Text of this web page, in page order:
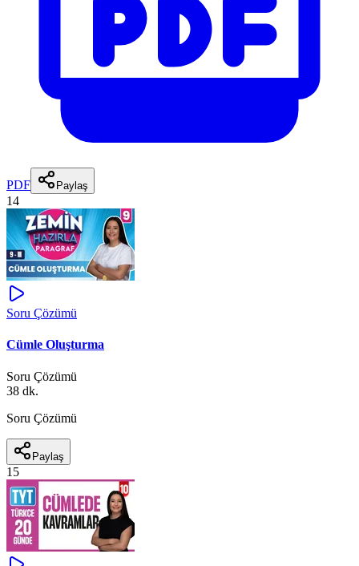
PDF Paylaş
14
Soru Çözümü
Cümle Oluşturma
Soru Çözümü
38 dk.
Soru Çözümü
Paylaş
15